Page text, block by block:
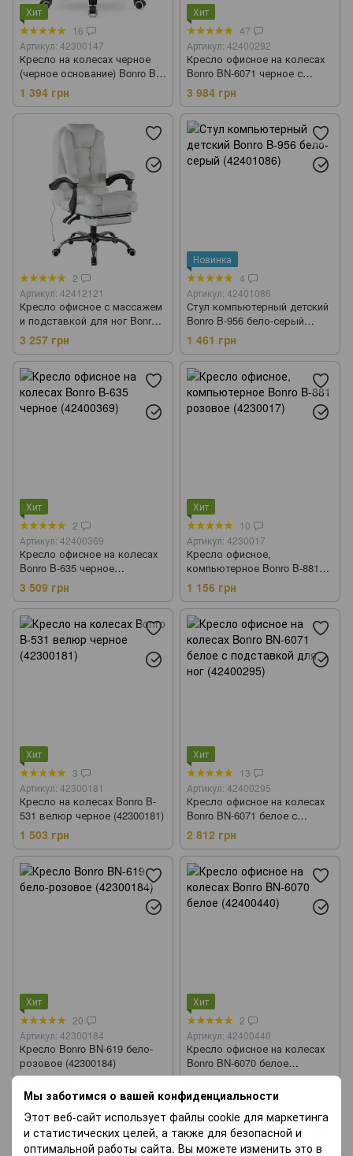
Мы заботимся о вашей конфиденциальности
Этот веб-сайт использует файлы cookie для маркетинга
и статистических целей, а также для безопасной и
оптимальной работы сайта. Вы можете изменить это в
Хит
16
Артикул: 42300147
Кресло на колесах черное
(черное основание) Bonro B-
531 (42300147)
1 394 грн
Хит
47
Артикул: 42400292
Кресло офисное на колесах
Bonro BN-6071 черное с
подставкой для ног
(42400292)
3 984 грн
2
Артикул: 42412121
Кресло офисное с массажем
и подставкой для ног Bonro
B-6071 белое (42412121)
3 257 грн
Новинка
4
Артикул: 42401086
Стул компьютерный детский
Bonro B-956 бело-серый
(42401086)
1 461 грн
Хит
2
Артикул: 42400369
Кресло офисное на колесах
Bonro B-635 черное
(42400369)
3 509 грн
Хит
10
Артикул: 4230017
Кресло офисное,
компьютерное Bonro B-881
розовое (4230017)
1 156 грн
Хит
3
Артикул: 42300181
Кресло на колесах Bonro B-
531 велюр черное (42300181)
1 503 грн
Хит
13
Артикул: 42400295
Кресло офисное на колесах
Bonro BN-6071 белое с
подставкой для ног
(42400295)
2 812 грн
Хит
20
Артикул: 42300184
Кресло Bonro BN-619 бело-
розовое (42300184)
Хит
2
Артикул: 42400440
Кресло офисное на колесах
Bonro BN-6070 белое
(42400440)